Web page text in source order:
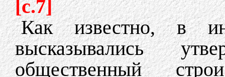
[c.7]
Как известно, в
высказывались
общественный